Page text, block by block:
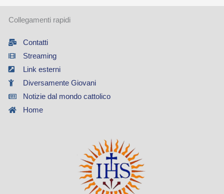
Collegamenti rapidi
Contatti
Streaming
Link esterni
Diversamente Giovani
Notizie dal mondo cattolico
Home